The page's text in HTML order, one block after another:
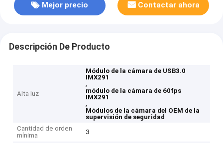
Mejor precio Contactar ahora
Descripción De Producto
Alta luz
Módulo de la cámara de USB3.0
IMX291
,
módulo de la cámara de 60fps
IMX291
,
Módulos de la cámara del OEM de la
supervisión de seguridad
Cantidad de orden
mínima
3